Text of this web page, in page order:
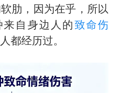
肋，因为在乎，所以
自身边人的致命伤
都经历过。